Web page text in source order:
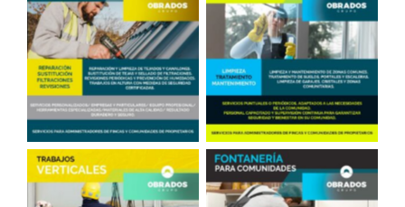
Reparación de Tejados
en Madrid
Limpieza en
Comunidades